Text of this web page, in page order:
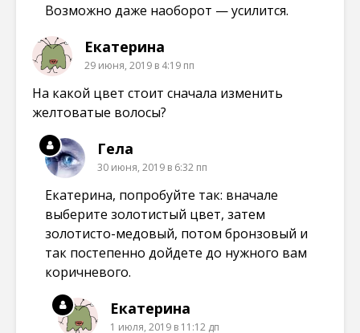
Возможно даже наоборот — усилится.
Екатерина
29 июня, 2019 в 4:19 пп
На какой цвет стоит сначала изменить
желтоватые волосы?
Гела
30 июня, 2019 в 6:32 пп
Екатерина, попробуйте так: вначале
выберите золотистый цвет, затем
золотисто-медовый, потом бронзовый и
так постепенно дойдете до нужного вам
коричневого.
Екатерина
1 июля, 2019 в 11:12 дп